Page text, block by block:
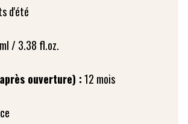
d'été
/ 3.38 fl.oz.
ouverture) :12 mois